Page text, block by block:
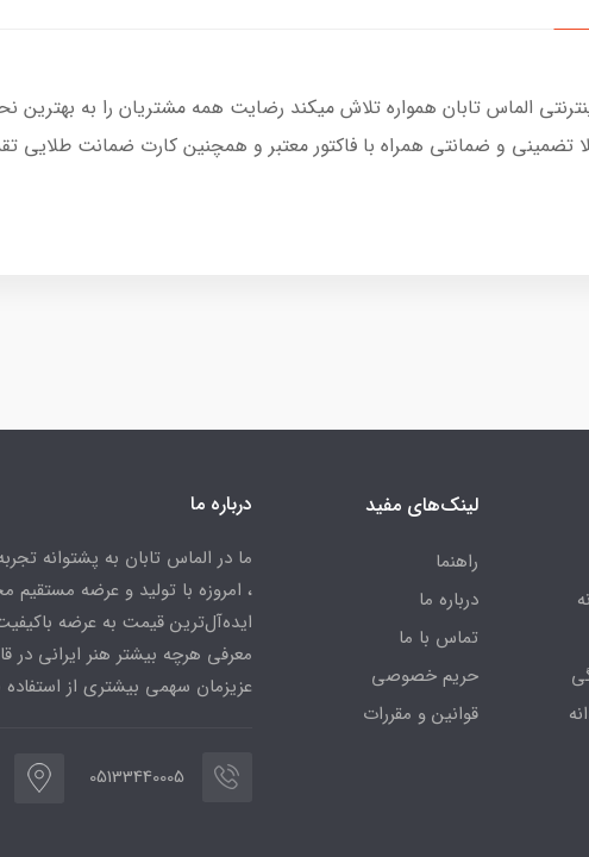
الماس تابان همواره تلاش میکند رضایت همه مشتریان را به
تضمینی و ضمانتی همراه با فاکتور معتبر و همچنین کارت ضمانت طلایی
لینک‌های مفید
راهنما
درباره ما
تماس با ما
حریم خصوصی
قوانین و مقررات
درباره ما
ما در الماس تابان به پشتوانه
، امروزه با تولید و عرضه
ایده‌آل‌ترین قیمت به عرضه
معرفی هرچه بیشتر هنر ایرانی
عزیزمان سهمی بیشتری از
05133440005